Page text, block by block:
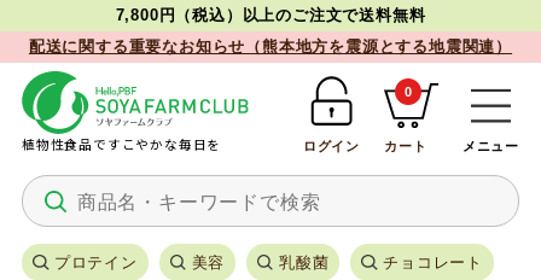
7,800円（税込）以上のご注文で送料無料
配送に関する重要なお知らせ（熊本地方を震源とする地震関連）
植物性食品ですこやかな毎日を
プロテイン 美容 乳酸菌 チョコレート
ログイン カート
0
メニュー